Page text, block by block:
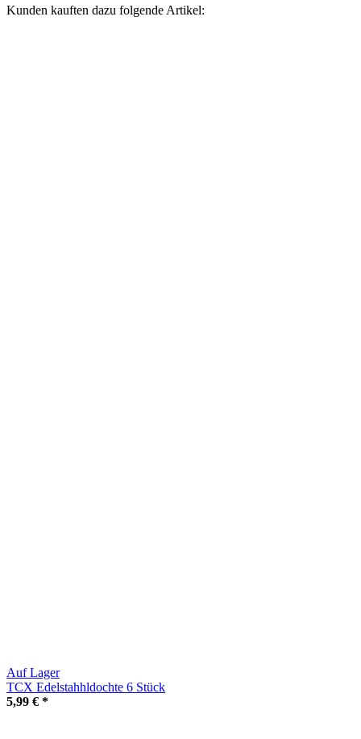
Kunden kauften dazu folgende Artikel:
Auf Lager
TCX Edelstahhldochte 6 Stück
5,99 € *